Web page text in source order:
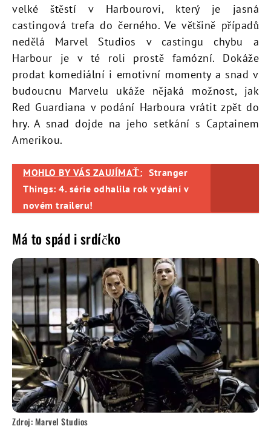
velké štěstí v Harbourovi, který je jasná
castingová trefa do černého. Ve většině případů
nedělá Marvel Studios v castingu chybu a
Harbour je v té roli prostě famózní. Dokáže
prodat komediální i emotivní momenty a snad v
budoucnu Marvelu ukáže nějaká možnost, jak
Red Guardiana v podání Harboura vrátit zpět do
hry. A snad dojde na jeho setkání s Captainem
Amerikou.
MOHLO BY VÁS ZAUJÍMAŤ: Stranger
Things: 4. série odhalila rok vydání v
novém traileru!
Má to spád i srdíčko
Zdroj: Marvel Studios